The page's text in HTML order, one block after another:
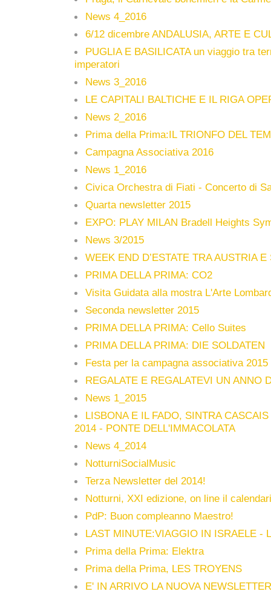
News 4_2016
6/12 dicembre ANDALUSIA, ARTE E
PUGLIA E BASILICATA un viaggio tra
imperatori
News 3_2016
LE CAPITALI BALTICHE E IL RIGA
News 2_2016
Prima della Prima:IL TRIONFO DEL
Campagna Associativa 2016
News 1_2016
Civica Orchestra di Fiati - Concerto di
Quarta newsletter 2015
EXPO: PLAY MILAN Bradell Heights
News 3/2015
WEEK END D’ESTATE TRA AUSTRIA
PRIMA DELLA PRIMA: CO2
Visita Guidata alla mostra L'Arte
Seconda newsletter 2015
PRIMA DELLA PRIMA: Cello Suites
PRIMA DELLA PRIMA: DIE SOLDATEN
Festa per la campagna associativa 2015
REGALATE E REGALATEVI UN ANNO
News 1_2015
LISBONA E IL FADO, SINTRA
2014 - PONTE DELL'IMMACOLATA
News 4_2014
NotturniSocialMusic
Terza Newsletter del 2014!
Notturni, XXI edizione, on line il
PdP: Buon compleanno Maestro!
LAST MINUTE:VIAGGIO IN ISRAELE -
Prima della Prima: Elektra
Prima della Prima, LES TROYENS
E' IN ARRIVO LA NUOVA